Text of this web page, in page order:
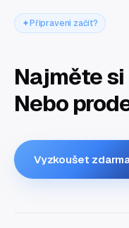
Připraveni začít?
Najměte si
Nebo
Vyzkoušet